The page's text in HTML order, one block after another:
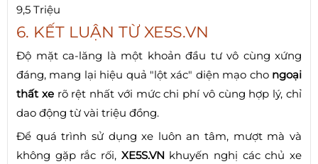
9,5 Triệu
6. KẾT LUẬN TỪ XE5S.VN
Độ mặt ca-lăng là một khoản đầu tư vô cùng xứng
đáng, mang lại hiệu quả "lột xác" diện mạo cho ngoại
thất xerõ rệt nhất với mức chi phí vô cùng hợp lý, chỉ
dao động từ vài triệu đồng.
Để quá trình sử dụng xe luôn an tâm, mượt mà và
không gặp rắc rối, XE5S.VNkhuyến nghị các chủ xe